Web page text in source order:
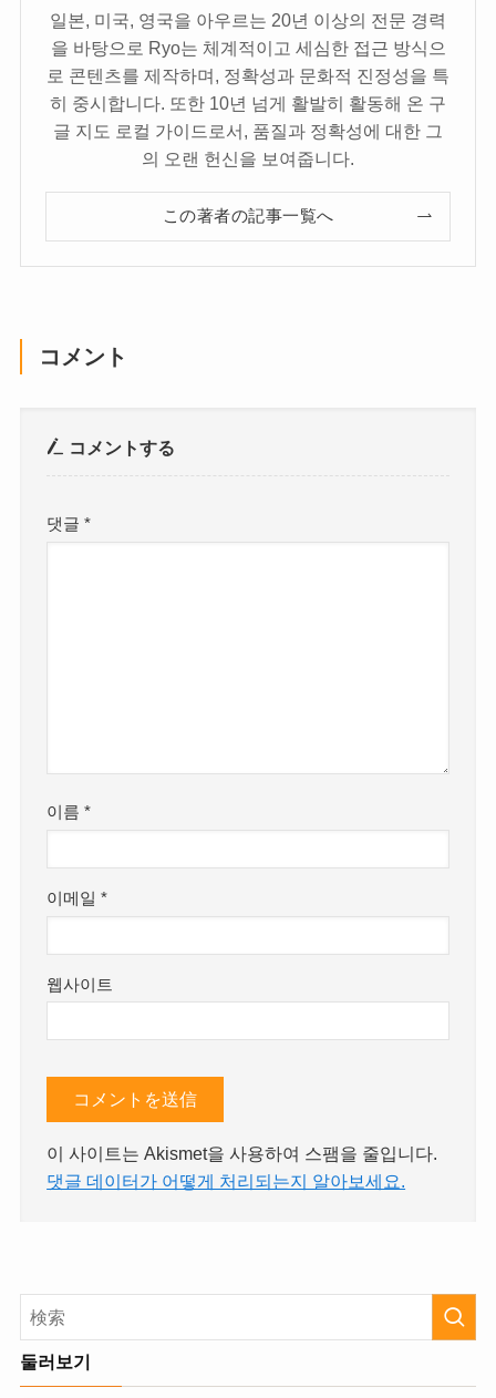
일본, 미국, 영국을 아우르는 20년 이상의 전문 경력
을 바탕으로 Ryo는 체계적이고 세심한 접근 방식으
로 콘텐츠를 제작하며, 정확성과 문화적 진정성을 특
히 중시합니다. 또한 10년 넘게 활발히 활동해 온 구
글 지도 로컬 가이드로서, 품질과 정확성에 대한 그
의 오랜 헌신을 보여줍니다.
この著者の記事一覧へ
コメント
コメントする
댓글*
이름*
이메일*
웹사이트
이 사이트는 Akismet을 사용하여 스팸을 줄입니다.
댓글 데이터가 어떻게 처리되는지 알아보세요.
둘러보기